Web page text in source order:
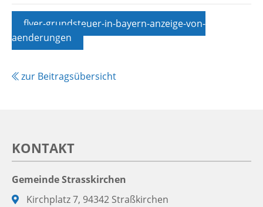
flyer-grundsteuer-in-bayern-anzeige-von-
aenderungen
zur Beitragsübersicht
KONTAKT
Gemeinde Strasskirchen
Adresse:
Kirchplatz 7, 94342 Straßkirchen